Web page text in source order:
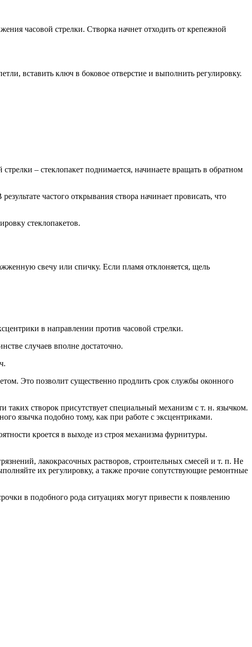
часовой стрелки. Створка начнет отходить от крепежной
вставить ключ в боковое отверстие и выполнить регулировку.
– стеклопакет поднимается, начинаете вращать в обратном
частого открывания створа начинает провисать, что
стеклопакетов.
свечу или спичку. Если пламя отклоняется, щель
в направлении против часовой стрелки.
случаев вполне достаточно.
Это позволит существенно продлить срок службы оконного
створок присутствует специальный механизм с т. н. язычком.
язычка подобно тому, как при работе с эксцентриками.
кроется в выходе из строя механизма фурнитуры.
лакокрасочных растворов, строительных смесей и т. п. Не
их регулировку, а также прочие сопутствующие ремонтные
в подобного рода ситуациях могут привести к появлению